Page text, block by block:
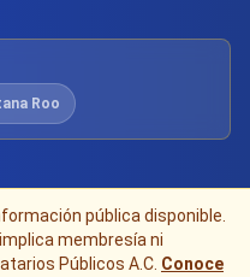
Roo
pública disponible.
membresía ni
Públicos A.C. Conoce